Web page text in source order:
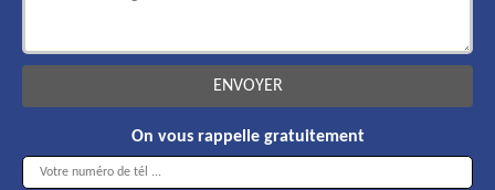
On vous rappelle gratuitement